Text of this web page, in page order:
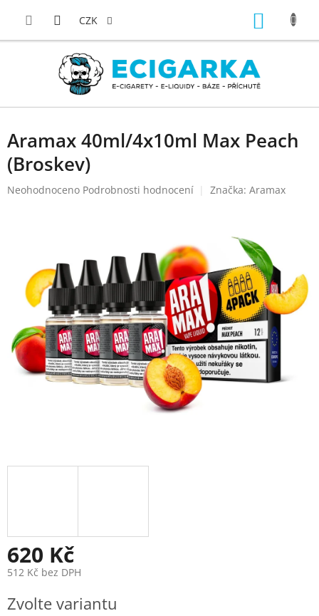
CZK
Aramax 40ml/4x10ml Max Peach
(Broskev)
Průměrné
hvězdiček.
Neohodnoceno Podrobnosti hodnocení Značka: Aramax
620 Kč
512 Kč bez DPH
cena:
Zvolte variantu